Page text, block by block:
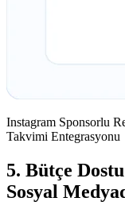
Instagram Sponsorlu
Takvimi Entegrasyonu
5. Bütçe
Sosyal